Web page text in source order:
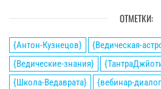
ОТМЕТКИ:
{Антон-Кузнецов}
{Ведическая-
{Ведические-знания}
{Школа-Ведаврата}
{вебинар-